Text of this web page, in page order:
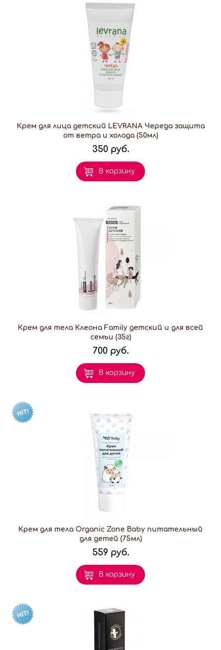
Крем для лица детский LEVRANA Череда защита
от ветра и холода (50мл)
350 руб.
В корзину
Крем для тела Клеона Family детский и для всей
семьи (35г)
700 руб.
В корзину
Крем для тела Organic Zone Baby питательный
для детей (75мл)
559 руб.
В корзину